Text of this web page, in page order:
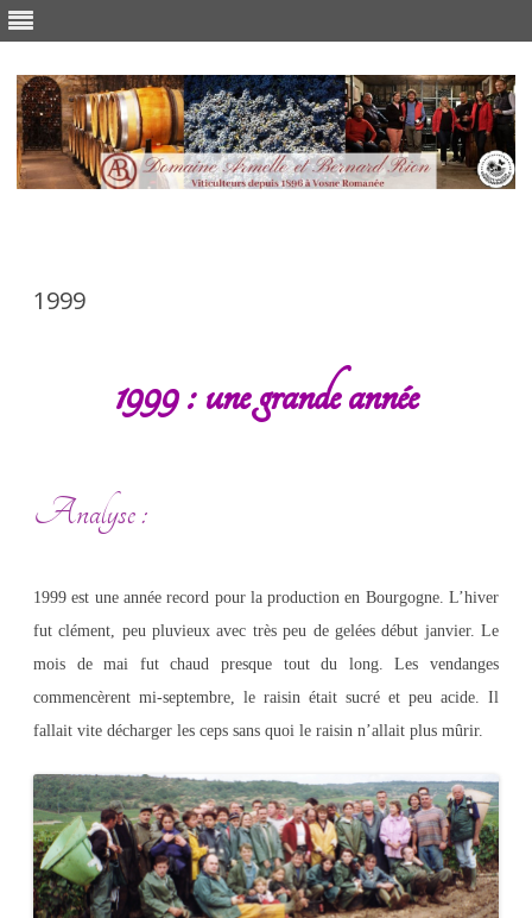
1999
1999 : une grande année
Analyse :
1999 est une année record pour la production en Bourgogne. L’hiver
fut clément, peu pluvieux avec très peu de gelées début janvier. Le
mois de mai fut chaud presque tout du long. Les vendanges
commencèrent mi-septembre, le raisin était sucré et peu acide. Il
fallait vite décharger les ceps sans quoi le raisin n’allait plus mûrir.